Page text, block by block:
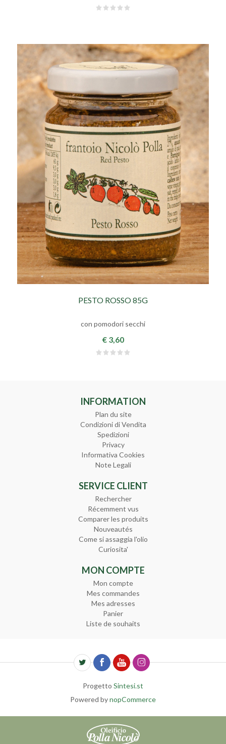
PESTO ROSSO 85G
con pomodori secchi
€ 3,60
INFORMATION
Plan du site
Condizioni di Vendita
Spedizioni
Privacy
Informativa Cookies
Note Legali
SERVICE CLIENT
Rechercher
Récemment vus
Comparer les produits
Nouveautés
Come si assaggia l'olio
Curiosita'
MON COMPTE
Mon compte
Mes commandes
Mes adresses
Panier
Liste de souhaits
Progetto Sintesi.st
Powered bynopCommerce